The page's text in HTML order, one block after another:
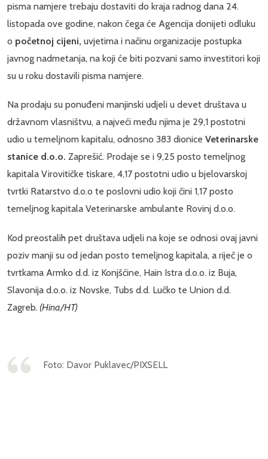
pisma namjere trebaju dostaviti do kraja radnog dana 24.
listopada ove godine, nakon čega će Agencija donijeti odluku
o početnoj cijeni, uvjetima i načinu organizacije postupka
javnog nadmetanja, na koji će biti pozvani samo investitori koji
su u roku dostavili pisma namjere.
Na prodaju su ponuđeni manjinski udjeli u devet društava u
državnom vlasništvu, a najveći među njima je 29,1 postotni
udio u temeljnom kapitalu, odnosno 383 dionice Veterinarske
stanice d.o.o. Zaprešić. Prodaje se i 9,25 posto temeljnog
kapitala Virovitičke tiskare, 4,17 postotni udio u bjelovarskoj
tvrtki Ratarstvo d.o.o te poslovni udio koji čini 1,17 posto
temeljnog kapitala Veterinarske ambulante Rovinj d.o.o.
Kod preostalih pet društava udjeli na koje se odnosi ovaj javni
poziv manji su od jedan posto temeljnog kapitala, a riječ je o
tvrtkama Armko d.d. iz Konjšćine, Hain Istra d.o.o. iz Buja,
Slavonija d.o.o. iz Novske, Tubs d.d. Lučko te Union d.d.
Zagreb. (Hina/HT)
Foto: Davor Puklavec/PIXSELL